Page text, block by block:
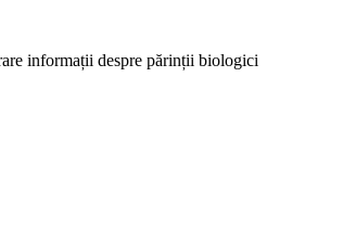
informații despre părinții biologici